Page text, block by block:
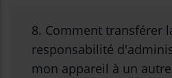
8. Comment transférer
responsabilité
mon appareil à un